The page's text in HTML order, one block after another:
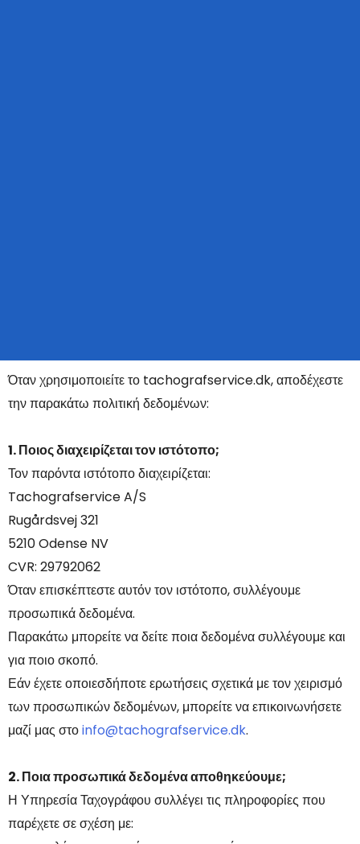
Όταν χρησιμοποιείτε το tachografservice.dk, αποδέχεστε
την παρακάτω πολιτική δεδομένων:
1. Ποιος διαχειρίζεται τον ιστότοπο;
Τον παρόντα ιστότοπο διαχειρίζεται:
Tachografservice A/S
Rugårdsvej 321
5210 Odense NV
CVR: 29792062
Όταν επισκέπτεστε αυτόν τον ιστότοπο, συλλέγουμε
προσωπικά δεδομένα.
Παρακάτω μπορείτε να δείτε ποια δεδομένα συλλέγουμε και
για ποιο σκοπό.
Εάν έχετε οποιεσδήποτε ερωτήσεις σχετικά με τον χειρισμό
των προσωπικών δεδομένων, μπορείτε να επικοινωνήσετε
μαζί μας στοinfo@tachografservice.dk.
2. Ποια προσωπικά δεδομένα αποθηκεύουμε;
Η Υπηρεσία Ταχογράφου συλλέγει τις πληροφορίες που
παρέχετε σε σχέση με: